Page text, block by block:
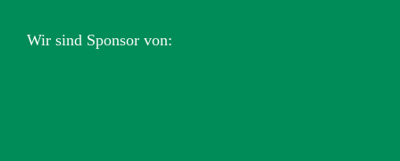
Wir sind Sponsor von: